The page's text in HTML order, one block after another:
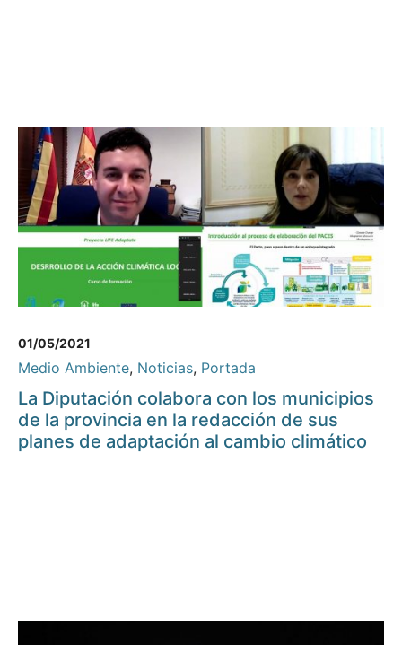
01/05/2021
Medio Ambiente, Noticias, Portada
La Diputación colabora con los municipios
de la provincia en la redacción de sus
planes de adaptación al cambio climático